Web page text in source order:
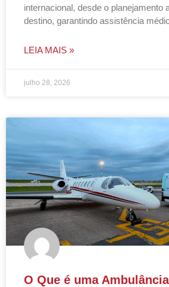
internacional, desde o planejamento
destino, garantindo assistência
LEIA MAIS »
julho 28, 2026
O Que é uma